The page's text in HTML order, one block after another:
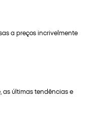
a preços incrivelmente
as últimas tendências e